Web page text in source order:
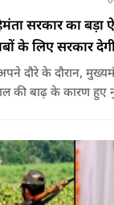
सरकार का बड़ा
के लिए सरकार
दौरे के दौरान,
की बाढ़ के कारण